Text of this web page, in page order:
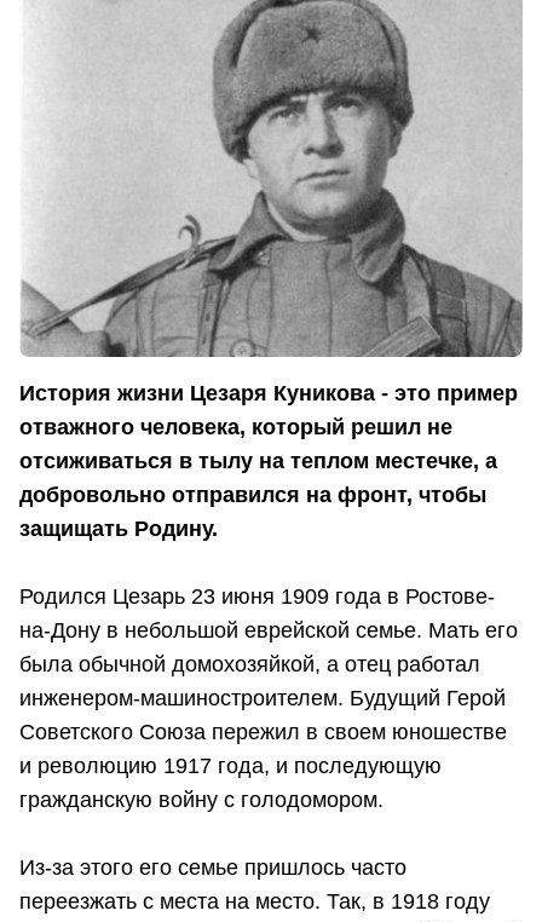
История жизни Цезаря Куникова - это пример
отважного человека, который решил не
отсиживаться в тылу на теплом местечке, а
добровольно отправился на фронт, чтобы
защищать Родину.
Родился Цезарь 23 июня 1909 года в Ростове-
на-Дону в небольшой еврейской семье. Мать его
была обычной домохозяйкой, а отец работал
инженером-машиностроителем. Будущий Герой
Советского Союза пережил в своем юношестве
и революцию 1917 года, и последующую
гражданскую войну с голодомором.
Из-за этого его семье пришлось часто
переезжать с места на место. Так, в 1918 году